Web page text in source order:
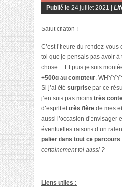
Publié le 24 juillet 2021 |
Salut chaton !
C’est l’heure du rendez-vous
toi que je pensais pas avoir à
chose… Et puis je suis
+500g au compteur.
Si j’ai été surprise par ce
j’en suis pas moins très
d’esprit ettrès fière de mes
aussi l’occasion d’envisager
éventuelles raisons d’un
palier dans tout ce parcours.
certainement toi aussi ?
Liens utiles :